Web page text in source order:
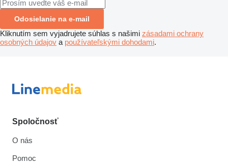
Odosielanie na e-mail
Kliknutím sem vyjadrujete súhlas s našimi zásadami ochrany
osobných údajov a používateľskými dohodami.
Spoločnosť
O nás
Pomoc